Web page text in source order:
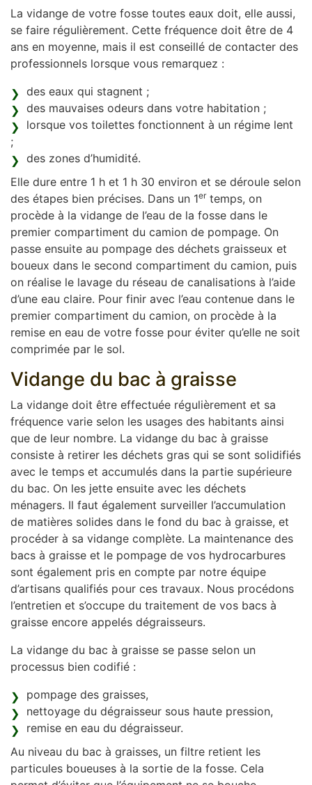
La vidange de votre fosse toutes eaux doit, elle aussi,
se faire régulièrement. Cette fréquence doit être de 4
ans en moyenne, mais il est conseillé de contacter des
professionnels lorsque vous remarquez :
des eaux qui stagnent ;
des mauvaises odeurs dans votre habitation ;
lorsque vos toilettes fonctionnent à un régime lent
;
des zones d’humidité.
Elle dure entre 1 h et 1 h 30 environ et se déroule selon
des étapes bien précises. Dans un 1ertemps, on
procède à la vidange de l’eau de la fosse dans le
premier compartiment du camion de pompage. On
passe ensuite au pompage des déchets graisseux et
boueux dans le second compartiment du camion, puis
on réalise le lavage du réseau de canalisations à l’aide
d’une eau claire. Pour finir avec l’eau contenue dans le
premier compartiment du camion, on procède à la
remise en eau de votre fosse pour éviter qu’elle ne soit
comprimée par le sol.
Vidange du bac à graisse
La vidange doit être effectuée régulièrement et sa
fréquence varie selon les usages des habitants ainsi
que de leur nombre. La vidange du bac à graisse
consiste à retirer les déchets gras qui se sont solidifiés
avec le temps et accumulés dans la partie supérieure
du bac. On les jette ensuite avec les déchets
ménagers. Il faut également surveiller l’accumulation
de matières solides dans le fond du bac à graisse, et
procéder à sa vidange complète. La maintenance des
bacs à graisse et le pompage de vos hydrocarbures
sont également pris en compte par notre équipe
d’artisans qualifiés pour ces travaux. Nous procédons
l’entretien et s’occupe du traitement de vos bacs à
graisse encore appelés dégraisseurs.
La vidange du bac à graisse se passe selon un
processus bien codifié :
pompage des graisses,
nettoyage du dégraisseur sous haute pression,
remise en eau du dégraisseur.
Au niveau du bac à graisses, un filtre retient les
particules boueuses à la sortie de la fosse. Cela